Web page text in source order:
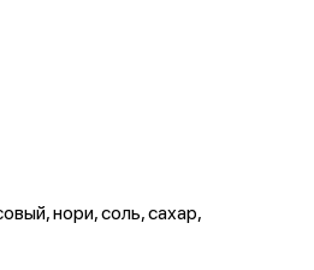
нори, соль, сахар,